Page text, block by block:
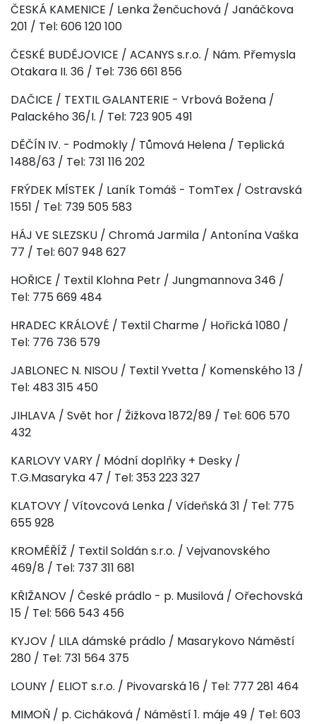
ČESKÁ KAMENICE / Lenka Ženčuchová / Janáčkova
201 / Tel: 606 120 100
ČESKÉ BUDĚJOVICE / ACANYS s.r.o. / Nám. Přemysla
Otakara II. 36 / Tel: 736 661 856
DAČICE / TEXTIL GALANTERIE - Vrbová Božena /
Palackého 36/I. / Tel: 723 905 491
DĚČÍN IV. - Podmokly / Tůmová Helena / Teplická
1488/63 / Tel: 731 116 202
FRÝDEK MÍSTEK / Laník Tomáš - TomTex / Ostravská
1551 / Tel: 739 505 583
HÁJ VE SLEZSKU / Chromá Jarmila / Antonína Vaška
77 / Tel: 607 948 627
HOŘICE / Textil Klohna Petr / Jungmannova 346 /
Tel: 775 669 484
HRADEC KRÁLOVÉ / Textil Charme / Hořická 1080 /
Tel: 776 736 579
JABLONEC N. NISOU / Textil Yvetta / Komenského 13 /
Tel: 483 315 450
JIHLAVA / Svět hor / Žižkova 1872/89 / Tel: 606 570
432
KARLOVY VARY / Módní doplňky + Desky /
T.G.Masaryka 47 / Tel: 353 223 327
KLATOVY / Vítovcová Lenka / Vídeňská 31 / Tel: 775
655 928
KROMĚŘÍŽ / Textil Soldán s.r.o. / Vejvanovského
469/8 / Tel: 737 311 681
KŘIŽANOV / České prádlo - p. Musilová / Ořechovská
15 / Tel: 566 543 456
KYJOV / LILA dámské prádlo / Masarykovo Náměstí
280 / Tel: 731 564 375
LOUNY / ELIOT s.r.o. / Pivovarská 16 / Tel: 777 281 464
MIMOŇ / p. Cicháková / Náměstí 1. máje 49 / Tel: 603